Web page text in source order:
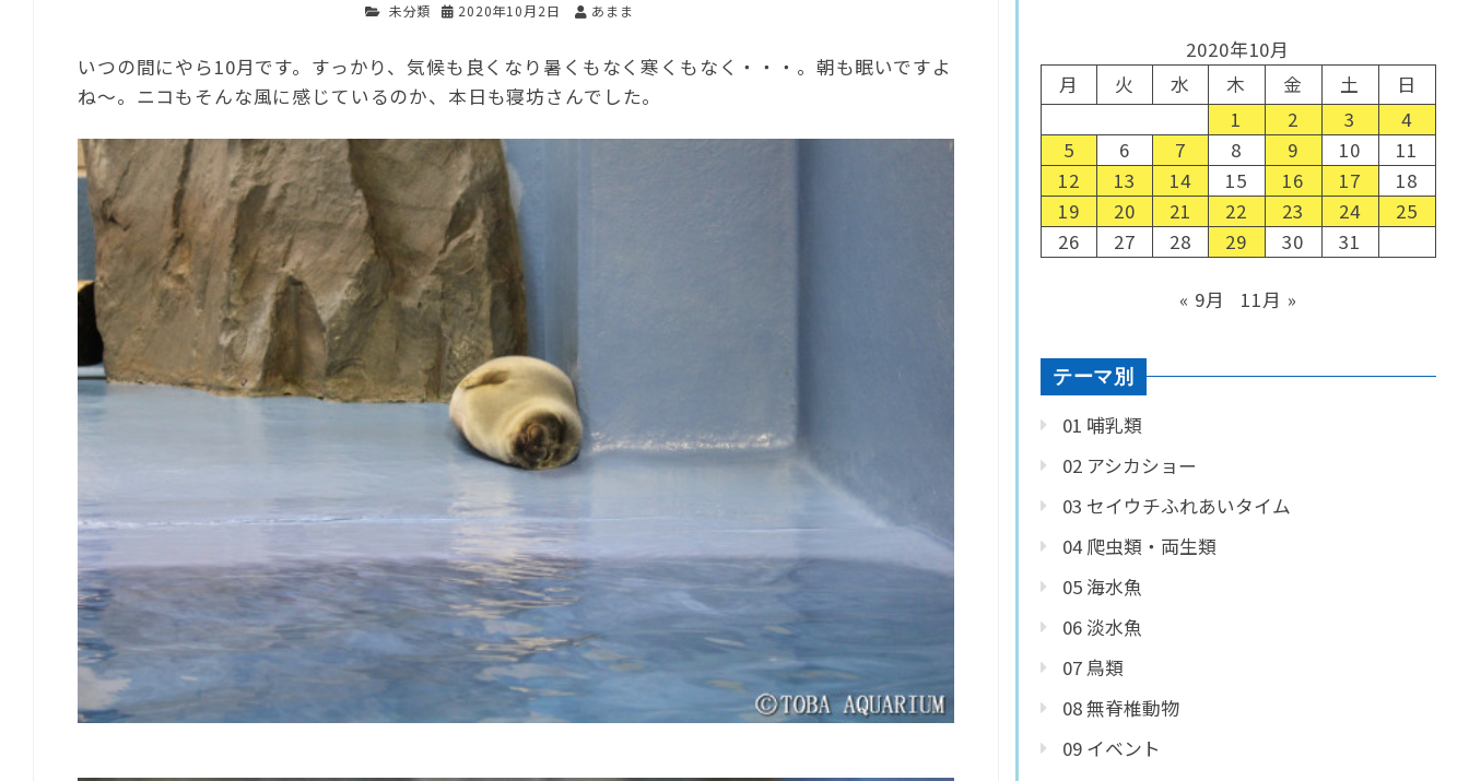
未分類 2020年10月2日 あまま
いつの間にやら10月です。すっかり、気候も良くなり暑くもなく寒くもなく・・・。朝も眠いですよ
ね～。ニコもそんな風に感じているのか、本日も寝坊さんでした。
2020年10月
月
火 水 木 金 土
日
1
2 3
4
5
6 7 8 9 10
11
12
13 14 15 16 17
18
19
20 21 22 23 24
25
26
27 28 29 30 31
« 9月 11月 »
テーマ別
01 哺乳類
02 アシカショー
03 セイウチふれあいタイム
04 爬虫類・両生類
05 海水魚
06 淡水魚
07 鳥類
08 無脊椎動物
09 イベント